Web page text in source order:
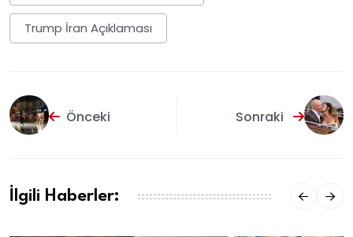
Trump İran Açıklaması
Önceki Sonraki
İlgili Haberler: